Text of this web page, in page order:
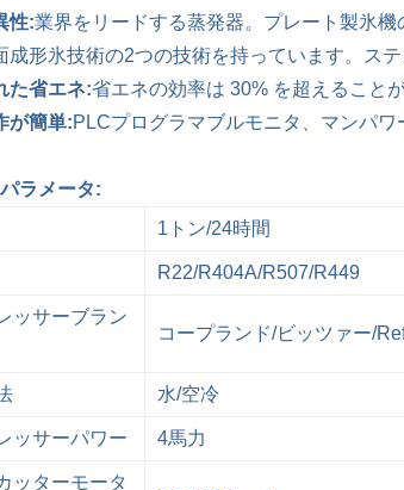
性:業界をリードする蒸発器。プレート製氷
成形氷技術の2つの技術を持っています。ス
た省エネ:省エネの効率は 30% を超えること
が簡単:PLCプログラマブルモニタ、マンパワ
ラメータ:
1トン/24時間
R22/R404A/R507/R449
ッサーブラン
コープランド/ビッツァー/
水/空冷
ッサーパワー 4馬力
ッターモータ